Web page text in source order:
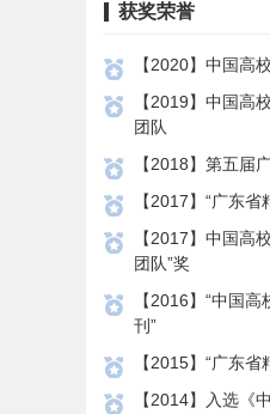
获奖荣誉
【2020】中国高
【2019】中国高
团队
【2018】第五届
【2017】“广东
【2017】中国高
团队”奖
【2016】“中国
刊”
【2015】“广东
【2014】入选《